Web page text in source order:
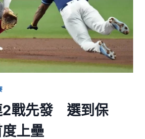
2戰先發 選到保
上壘